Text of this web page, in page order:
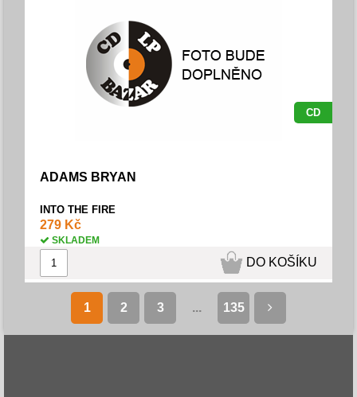
CD
ADAMS BRYAN
INTO THE FIRE
279 Kč
SKLADEM
DO KOŠÍKU
1 2 3 ... 135